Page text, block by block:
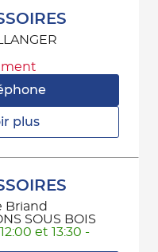
plus
Briand
SOUS BOIS
et 13:30 -